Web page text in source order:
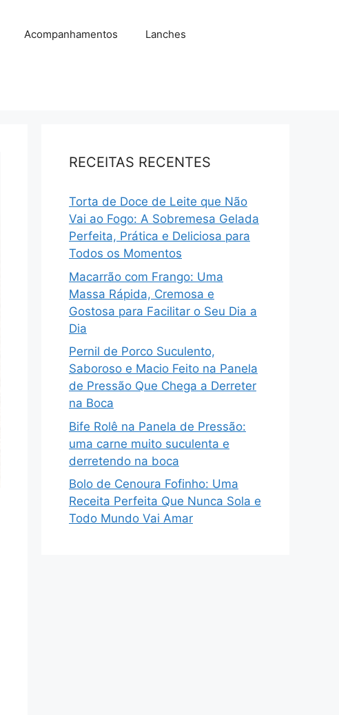
Acompanhamentos Lanches
RECEITAS RECENTES
Torta de Doce de Leite que Não
Vai ao Fogo: A Sobremesa Gelada
Perfeita, Prática e Deliciosa para
Todos os Momentos
Macarrão com Frango: Uma
Massa Rápida, Cremosa e
Gostosa para Facilitar o Seu Dia a
Dia
Pernil de Porco Suculento,
Saboroso e Macio Feito na Panela
de Pressão Que Chega a Derreter
na Boca
Bife Rolê na Panela de Pressão:
uma carne muito suculenta e
derretendo na boca
Bolo de Cenoura Fofinho: Uma
Receita Perfeita Que Nunca Sola e
Todo Mundo Vai Amar